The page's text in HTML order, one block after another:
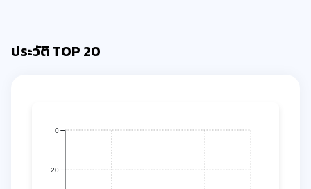
ประวัติ TOP 20
20
0